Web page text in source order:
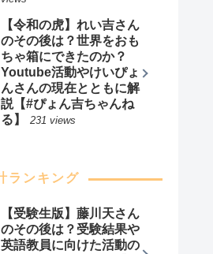
Foods/gaston&gaspar
】 343 views
【令和の虎】伊藤矢真人
さんのその後は？詐欺電
話代行サービスの現在と
ともに解説！【コッソ
リ】
利用！東京の格式高い結
婚式場3選！【上田綺世/
views
【令和の虎】れい吉さん